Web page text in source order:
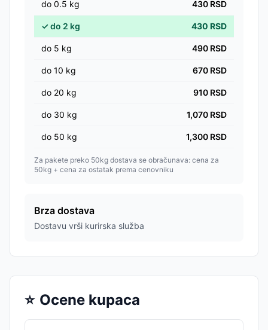
do 0.5 kg 430 RSD
✓do 2 kg 430 RSD
do 5 kg 490 RSD
do 10 kg 670 RSD
do 20 kg 910 RSD
do 30 kg 1,070 RSD
do 50 kg 1,300 RSD
Za pakete preko 50kg dostava se obračunava: cena za
50kg + cena za ostatak prema cenovniku
Brza dostava
Dostavu vrši kurirska služba
⭐ Ocene kupaca